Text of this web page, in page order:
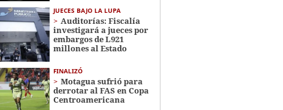
JUECES BAJO LA LUPA
Auditorías: Fiscalía
investigará a jueces por
embargos de L921
millones al Estado
FINALIZÓ
Motagua sufrió para
derrotar al FAS en Copa
Centroamericana